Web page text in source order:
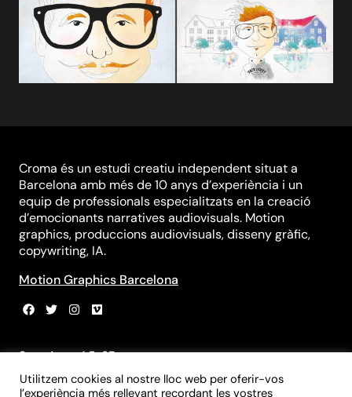
Croma és un estudi creatiu independent situat a
Barcelona amb més de 10 anys d’experiència i un
equip de professionals especialitzats en la creació
d’emocionants narratives audiovisuals. Motion
graphics, produccions audiovisuals, disseny gràfic,
copywriting, IA.
Motion Graphics Barcelona
Sant Agustí 5, 3B
08012 Barcelona
+34 931 839 981
Utilitzem cookies al nostre lloc web per oferir-vos
l’experiència més rellevant recordant les vostres